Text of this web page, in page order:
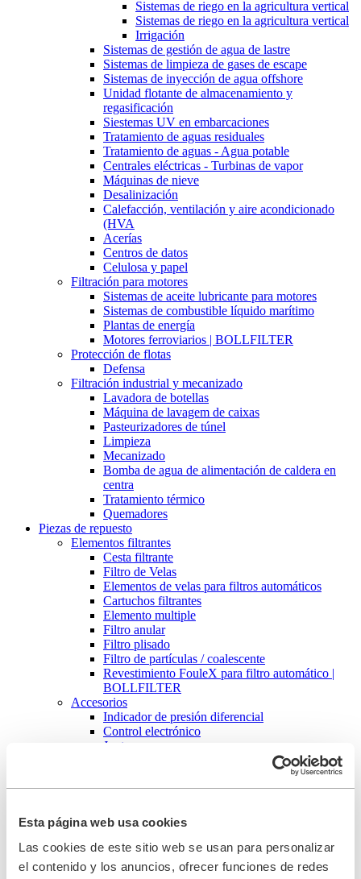
Esta página web usa cookies
Las cookies de este sitio web se usan para personalizar
el contenido y los anuncios, ofrecer funciones de redes
Sistemas de riego en la agricultura vertical
Sistemas de riego en la agricultura vertical
Irrigación
Sistemas de gestión de agua de lastre
Sistemas de limpieza de gases de escape
Sistemas de inyección de agua offshore
Unidad flotante de almacenamiento y
regasificación
Siestemas UV en embarcaciones
Tratamiento de aguas residuales
Tratamiento de aguas - Agua potable
Centrales eléctricas - Turbinas de vapor
Máquinas de nieve
Desalinización
Calefacción, ventilación y aire acondicionado
(HVA
Acerías
Centros de datos
Celulosa y papel
Filtración para motores
Sistemas de aceite lubricante para motores
Sistemas de combustible líquido marítimo
Plantas de energía
Motores ferroviarios | BOLLFILTER
Protección de flotas
Defensa
Filtración industrial y mecanizado
Lavadora de botellas
Máquina de lavagem de caixas
Pasteurizadores de túnel
Limpieza
Mecanizado
Bomba de agua de alimentación de caldera en
centra
Tratamiento térmico
Quemadores
Piezas de repuesto
Elementos filtrantes
Cesta filtrante
Filtro de Velas
Elementos de velas para filtros automáticos
Cartuchos filtrantes
Elemento multiple
Filtro anular
Filtro plisado
Filtro de partículas / coalescente
Revestimiento FouleX para filtro automático |
BOLLFILTER
Accesorios
Indicador de presión diferencial
Control electrónico
Juntas
Digital differential pressure transmitter espanol
Aparato de limpieza a alta presión tipo 5.04
BOLL CLEAN 2000+
Servicio
Puesta en marcha
Mantenimiento de su filtro